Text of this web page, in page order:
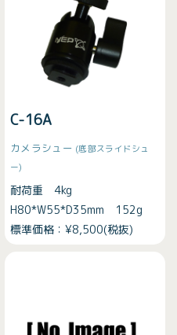
C-16A
カメラシュー (底部スライドシュ
ー)
耐荷重 4kg
H80*W55*D35mm 152g
標準価格：¥8,500(税抜)